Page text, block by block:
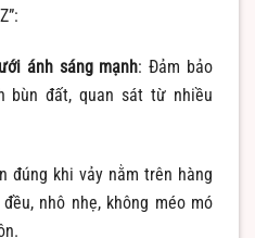
ánh sáng mạnh: Đảm bảo
bùn đất, quan sát từ nhiều
đúng khi vảy nằm trên hàng
nhô nhẹ, không méo mó